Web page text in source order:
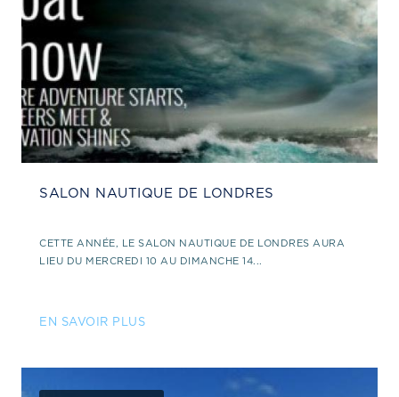
SALON NAUTIQUE DE LONDRES
CETTE ANNÉE, LE SALON NAUTIQUE DE LONDRES AURA
LIEU DU MERCREDI 10 AU DIMANCHE 14...
EN SAVOIR PLUS